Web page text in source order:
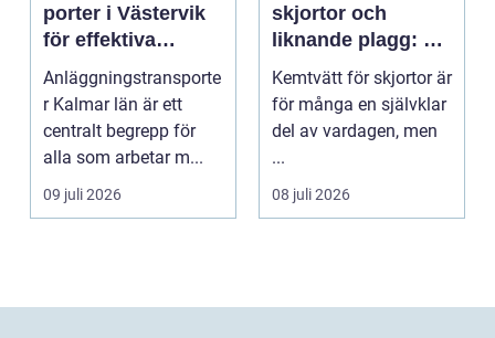
porter i Västervik
för effektiva
byggprojekt
Anläggningstransporte
r Kalmar län är ett
centralt begrepp för
alla som arbetar m...
09 juli 2026
skjortor och
liknande plagg: Så
fungerar
professionell
klädvård i
Kemtvätt för skjortor är
för många en självklar
del av vardagen, men
...
08 juli 2026